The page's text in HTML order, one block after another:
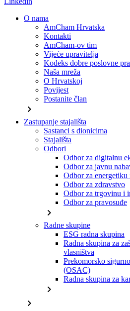
O nama
AmCham Hrvatska
Kontakti
AmCham-ov tim
Vijeće upravitelja
Kodeks dobre poslovne
Naša mreža
O Hrvatskoj
Povijest
Postanite član
chevron_right
Zastupanje stajališta
Sastanci s dionicima
Stajališta
Odbori
Odbor za digitalnu
Odbor za javnu
Odbor za energetiku
Odbor za zdravstvo
Odbor za trgovinu i
Odbor za pravosuđe
chevron_right
Radne skupine
ESG radna skupina
Radna skupina za
vlasništva
Prekomorsko
(OSAC)
Radna skupina za
chevron_right
chevron_right